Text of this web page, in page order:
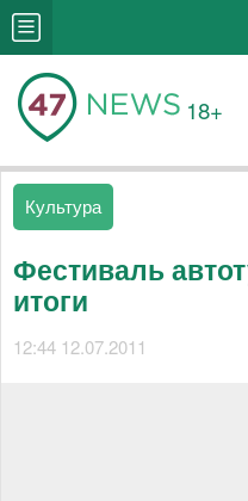
18+
Культура
Фестиваль
итоги
12:44 12.07.2011